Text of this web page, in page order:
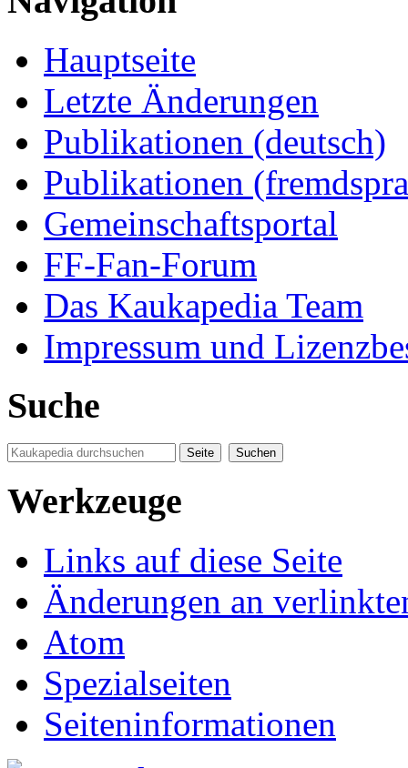
Hauptseite
Letzte Änderungen
Publikationen (deutsch)
Publikationen
Gemeinschaftsportal
FF-Fan-Forum
Das Kaukapedia Team
Impressum und
Suche
Werkzeuge
Links auf diese Seite
Änderungen an
Atom
Spezialseiten
Seiten­informationen